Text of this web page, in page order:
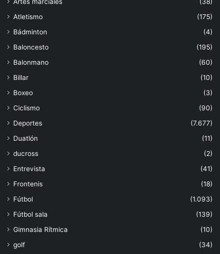
Atletismo
(175)
Bádminton
(4)
Baloncesto
(195)
Balonmano
(60)
Billar
(10)
Boxeo
(3)
Ciclismo
(90)
Deportes
(7.677)
Duatlón
(11)
ducross
(2)
Entrevista
(41)
Frontenis
(18)
Fútbol
(1.093)
Fútbol sala
(139)
Gimnasia Rítmica
(10)
golf
(34)